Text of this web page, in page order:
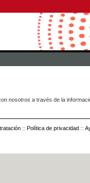
nosotros a través de la
:: Política de privacidad ::